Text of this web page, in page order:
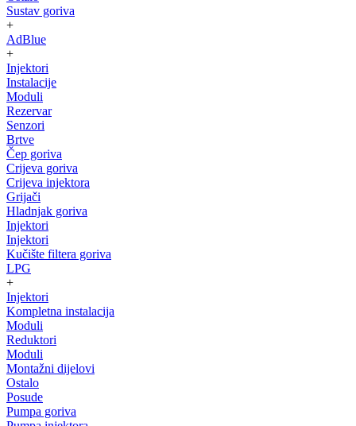
Sustav goriva
+
AdBlue
+
Injektori
Instalacije
Moduli
Rezervar
Senzori
Brtve
Čep goriva
Crijeva goriva
Crijeva injektora
Grijači
Hladnjak goriva
Injektori
Injektori
Kučište filtera goriva
LPG
+
Injektori
Kompletna instalacija
Moduli
Reduktori
Moduli
Montažni dijelovi
Ostalo
Posude
Pumpa goriva